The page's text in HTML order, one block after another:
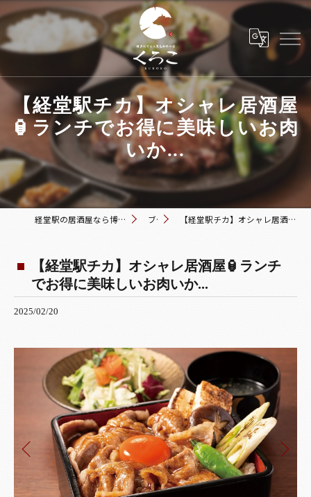
【経堂駅チカ】オシャレ居酒屋
🏮ランチでお得に美味しいお肉
いか...
経堂駅の居酒屋なら博多おでんと黒毛和牛の店 くろこ ブログ 【経堂駅チカ】オシャレ居酒屋🏮ランチでお得に美味しいお肉いか...
【経堂駅チカ】オシャレ居酒屋🏮ランチ
でお得に美味しいお肉いか...
2025/02/20